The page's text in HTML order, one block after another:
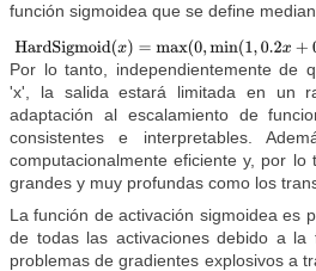
función sigmoidea que se define
Por lo tanto, independientemente de
'x', la salida estará limitada en un
adaptación al escalamiento de
consistentes e interpretables.
computacionalmente eficiente y, por
grandes y muy profundas como los
La función de activación sigmoidea es
de todas las activaciones debido a
problemas de gradientes explosivos a